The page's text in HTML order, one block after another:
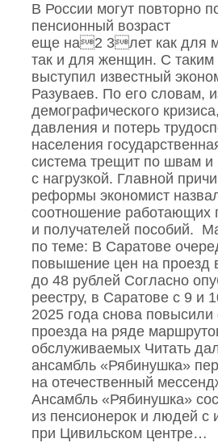
В России могут повторно
пенсионный возраст
еще на2 3лет как для
так и для женщин. С таким
выступил известный
Разуваев. По его словам,
демографического
давления и потерь
населения
система трещит по швам и
с нагрузкой. Главной
реформы экономист
соотношение работающих
и получателей пособий.
по теме: В Саратове
повышение цен на проезд
до 48 рублей Согласно
реестру, в Саратове с 9 и
2025 года снова повысили
проезда на ряде
обслуживаемых Читать
ансамбль «Рябинушка»
на отечественный
Ансамбль «Рябинушка»
из пенсионерок и людей с
при Цивильском центре…